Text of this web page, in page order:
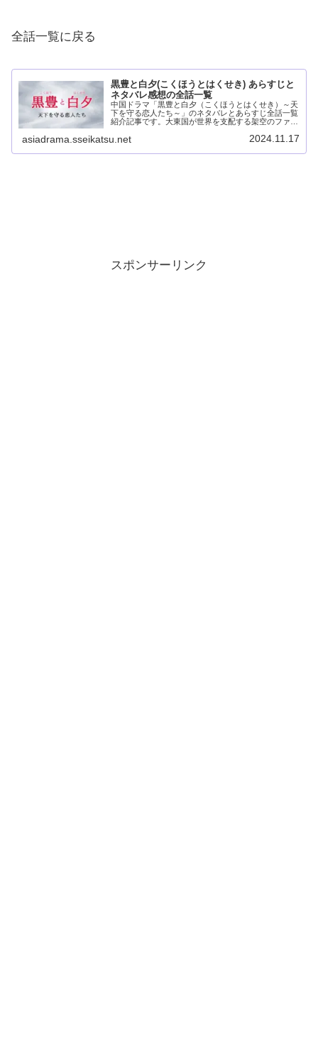
全話一覧に戻る
黒豊と白夕(こくほうとはくせき) あらすじと
ネタバレ感想の全話一覧
中国ドラマ「黒豊と白夕（こくほうとはくせき）～天
下を守る恋人たち～」のネタバレとあらすじ全話一覧
紹介記事です。大東国が世界を支配する架空のファン
をしていました。朝廷の力が及ばない江湖には隠泉
asiadrama.sseikatsu.net 2024.11.17
スポンサーリンク